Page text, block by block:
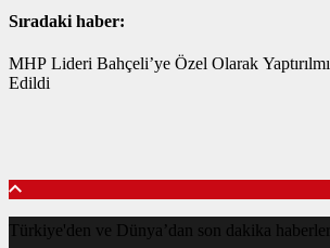
Sıradaki haber:
MHP Lideri Bahçeli’ye Özel Olarak
Edildi
Türkiye'den ve Dünya’dan son dakika